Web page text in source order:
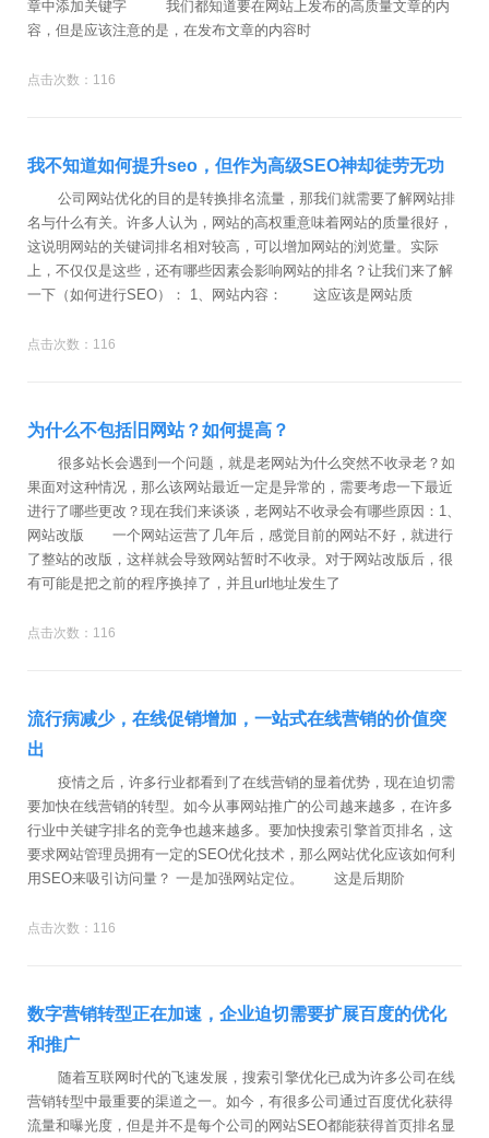
章中添加关键字 我们都知道要在网站上发布的高质量文章的内
容，但是应该注意的是，在发布文章的内容时
点击次数：116
我不知道如何提升seo，但作为高级SEO神却徒劳无功
公司网站优化的目的是转换排名流量，那我们就需要了解网站排
名与什么有关。许多人认为，网站的高权重意味着网站的质量很好，
这说明网站的关键词排名相对较高，可以增加网站的浏览量。实际
上，不仅仅是这些，还有哪些因素会影响网站的排名？让我们来了解
一下（如何进行SEO）： 1、网站内容： 这应该是网站质
点击次数：116
为什么不包括旧网站？如何提高？
很多站长会遇到一个问题，就是老网站为什么突然不收录老？如
果面对这种情况，那么该网站最近一定是异常的，需要考虑一下最近
进行了哪些更改？现在我们来谈谈，老网站不收录会有哪些原因：1、
网站改版 一个网站运营了几年后，感觉目前的网站不好，就进行
了整站的改版，这样就会导致网站暂时不收录。对于网站改版后，很
有可能是把之前的程序换掉了，并且url地址发生了
点击次数：116
流行病减少，在线促销增加，一站式在线营销的价值突
出
疫情之后，许多行业都看到了在线营销的显着优势，现在迫切需
要加快在线营销的转型。如今从事网站推广的公司越来越多，在许多
行业中关键字排名的竞争也越来越多。要加快搜索引擎首页排名，这
要求网站管理员拥有一定的SEO优化技术，那么网站优化应该如何利
用SEO来吸引访问量？ 一是加强网站定位。 这是后期阶
点击次数：116
数字营销转型正在加速，企业迫切需要扩展百度的优化
和推广
随着互联网时代的飞速发展，搜索引擎优化已成为许多公司在线
营销转型中最重要的渠道之一。如今，有很多公司通过百度优化获得
流量和曝光度，但是并不是每个公司的网站SEO都能获得首页排名显